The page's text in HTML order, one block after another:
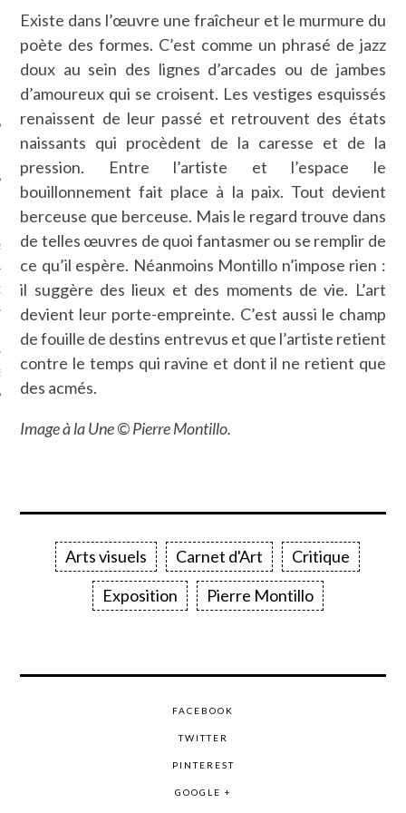
SUIVEZ-NOUS
CARAVELLE
CARAVELLE
PODCAST
Existe dans l’œuvre une fraîcheur et le murmure du
poète des formes. C’est comme un phrasé de jazz
doux au sein des lignes d’arcades ou de jambes
d’amoureux qui se croisent. Les vestiges esquissés
renaissent de leur passé et retrouvent des états
naissants qui procèdent de la caresse et de la
pression. Entre l’artiste et l’espace le
bouillonnement fait place à la paix. Tout devient
berceuse que berceuse. Mais le regard trouve dans
de telles œuvres de quoi fantasmer ou se remplir de
ce qu’il espère. Néanmoins Montillo n’impose rien :
il suggère des lieux et des moments de vie. L’art
devient leur porte-empreinte. C’est aussi le champ
de fouille de destins entrevus et que l’artiste retient
contre le temps qui ravine et dont il ne retient que
des acmés.
Image à la Une © Pierre Montillo.
Arts visuels Carnet d'Art
Critique
Exposition
Pierre Montillo
FACEBOOK
TWITTER
PINTEREST
GOOGLE +